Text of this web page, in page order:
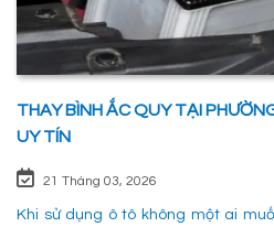
THAY BÌNH ẮC QUY TẠI
UY TÍN
21 Tháng 03, 2026
Khi sử dụng ô tô không một ai